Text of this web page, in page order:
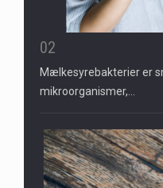
02
Mælkesyrebakterier er
mikroorganismer,…